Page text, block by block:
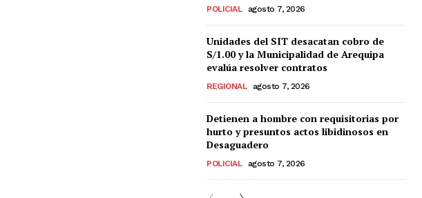
POLICIAL agosto 7, 2026
Unidades del SIT desacatan cobro de
S/1.00 y la Municipalidad de Arequipa
evalúa resolver contratos
REGIONAL agosto 7, 2026
Detienen a hombre con requisitorias por
hurto y presuntos actos libidinosos en
Desaguadero
POLICIAL agosto 7, 2026